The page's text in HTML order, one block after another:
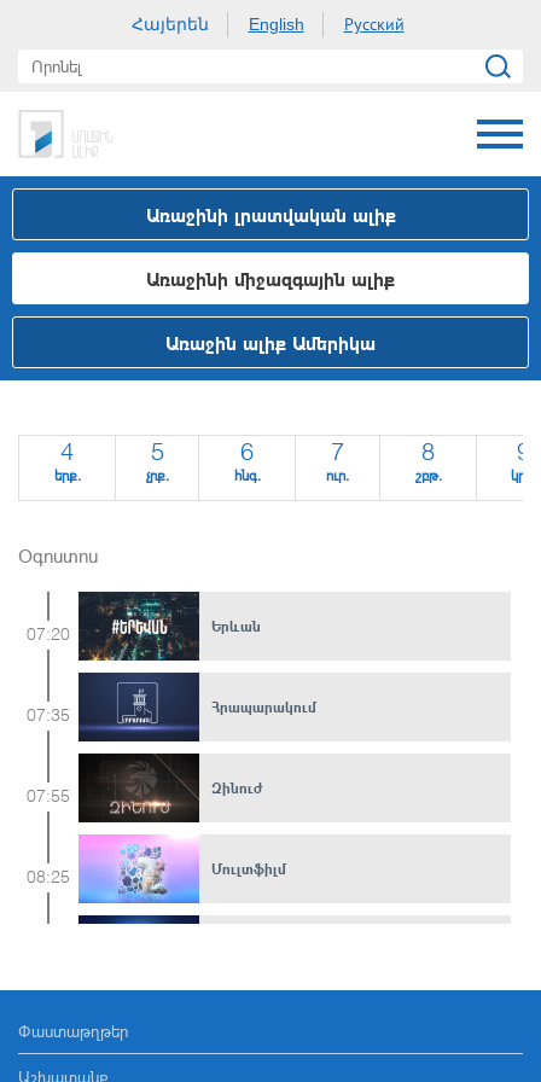
Հայերեն English Русский
Առաջինի լրատվական ալիք
Առաջինի միջազգային ալիք
Առաջին ալիք Ամերիկա
4
երք.
5
չրք.
6
հնգ.
7
ուր.
8
շբթ.
9
կրկ.
Օգոստոս
Երևան
07:20
Հրապարակում
07:35
Զինուժ
07:55
Մուլտֆիլմ
08:25
10:30
Փաստաթղթեր
Աշխատանք